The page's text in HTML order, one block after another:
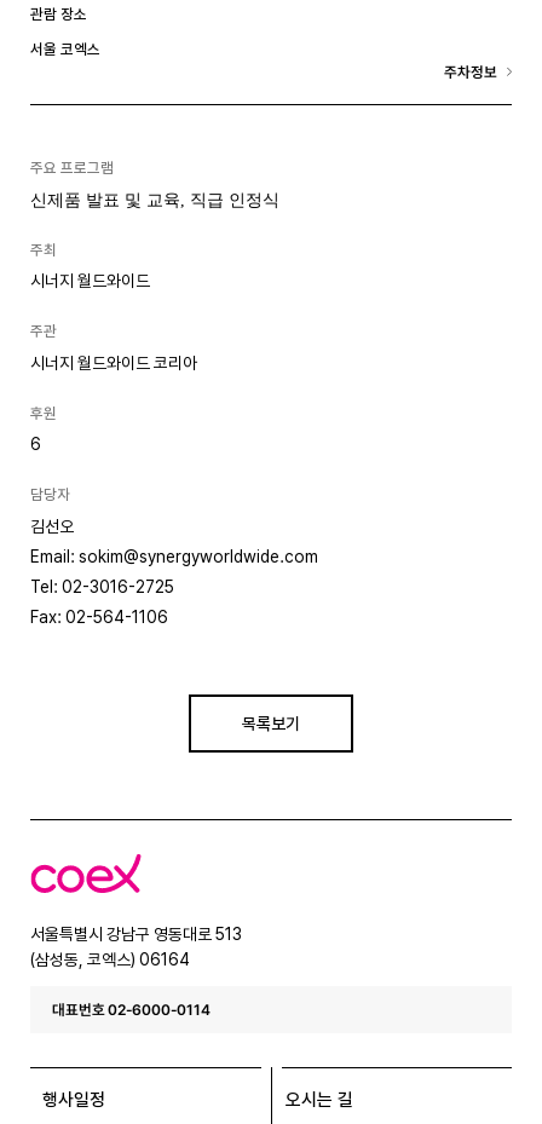
관람 장소
서울 코엑스
주차정보
주요 프로그램
신제품 발표 및 교육, 직급 인정식
주최
시너지 월드와이드
주관
시너지 월드와이드 코리아
후원
6
담당자
김선오
Email: sokim@synergyworldwide.com
Tel: 02-3016-2725
Fax: 02-564-1106
목록보기
코
엑
서울특별시 강남구 영동대로 513
(삼성동, 코엑스) 06164
대표번호 02-6000-0114
행사일정 오시는 길